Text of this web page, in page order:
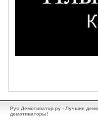
Рус Демотиватор.ру - Лучшие
демотиваторы!